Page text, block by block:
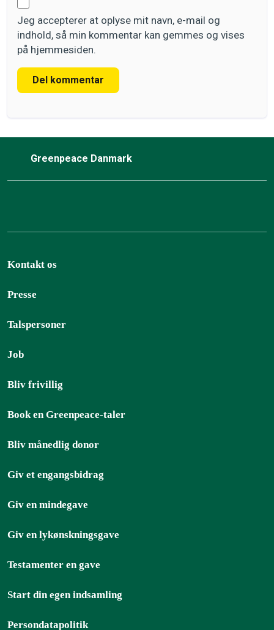
Jeg accepterer at oplyse mit navn, e-mail og
indhold, så min kommentar kan gemmes og vises
på hjemmesiden.
Del kommentar
Greenpeace Danmark
Kontakt os
Presse
Talspersoner
Job
Bliv frivillig
Book en Greenpeace-taler
Bliv månedlig donor
Giv et engangsbidrag
Giv en mindegave
Giv en lykønskningsgave
Testamenter en gave
Start din egen indsamling
Persondatapolitik